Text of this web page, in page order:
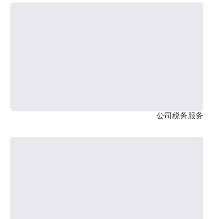
公司税务服务